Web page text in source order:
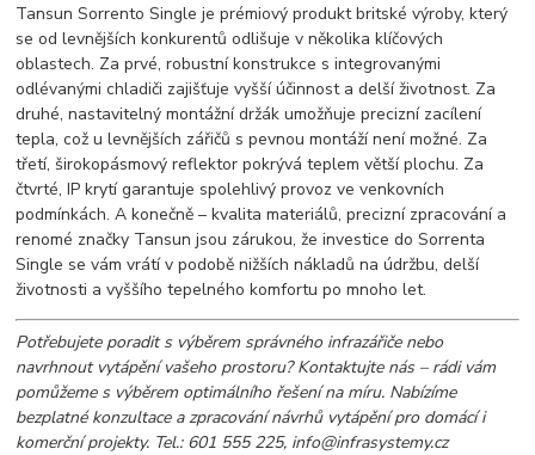
Tansun Sorrento Single je prémiový produkt britské výroby, který
se od levnějších konkurentů odlišuje v několika klíčových
oblastech. Za prvé, robustní konstrukce s integrovanými
odlévanými chladiči zajišťuje vyšší účinnost a delší životnost. Za
druhé, nastavitelný montážní držák umožňuje precizní zacílení
tepla, což u levnějších zářičů s pevnou montáží není možné. Za
třetí, širokopásmový reflektor pokrývá teplem větší plochu. Za
čtvrté, IP krytí garantuje spolehlivý provoz ve venkovních
podmínkách. A konečně – kvalita materiálů, precizní zpracování a
renomé značky Tansun jsou zárukou, že investice do Sorrenta
Single se vám vrátí v podobě nižších nákladů na údržbu, delší
životnosti a vyššího tepelného komfortu po mnoho let.
Potřebujete poradit s výběrem správného infrazářiče nebo
navrhnout vytápění vašeho prostoru? Kontaktujte nás – rádi vám
pomůžeme s výběrem optimálního řešení na míru. Nabízíme
bezplatné konzultace a zpracování návrhů vytápění pro domácí i
komerční projekty. Tel.: 601 555 225, info@infrasystemy.cz